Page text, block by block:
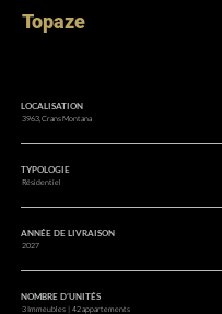
Topaze
LOCALISATION
3963, Crans Montana
TYPOLOGIE
Résidentiel
ANNÉE DE LIVRAISON
2027
NOMBRE D’UNITÉS
3 Immeubles | 42 appartements